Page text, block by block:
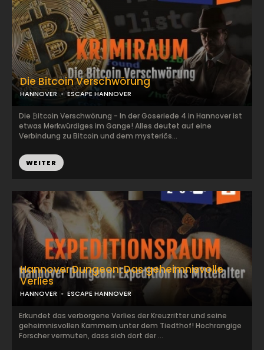
Die Bitcoin Verschwörung
HANNOVER ESCAPE HANNOVER
Die ₿itcoin Verschwörung - In der Goseriede 4 in Hannover ist
etwas Merkwürdiges im Gange! Alles deutet auf eine
Verbindung zu Bitcoin und dem mysteriös...
WEITER
Hannover Dungeon: Das geheimnisvolle
Verlies
HANNOVER ESCAPE HANNOVER
Erkundet das verborgene Verlies der Kreuzritter und seine
geheimnisvollen Kammern unter dem Tiedthof! Hochrangige
Forscher vermuten, dass sich dort der ...